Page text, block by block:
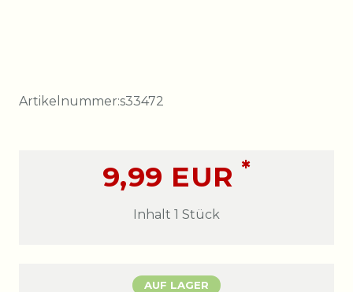
Artikelnummer:s33472
9,99 EUR *
Inhalt 1 Stück
AUF LAGER